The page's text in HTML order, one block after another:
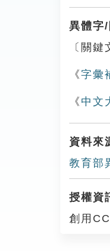
異體字/
〔關鍵
《字彙
《 中文
資料來
教育部
授權資
創用